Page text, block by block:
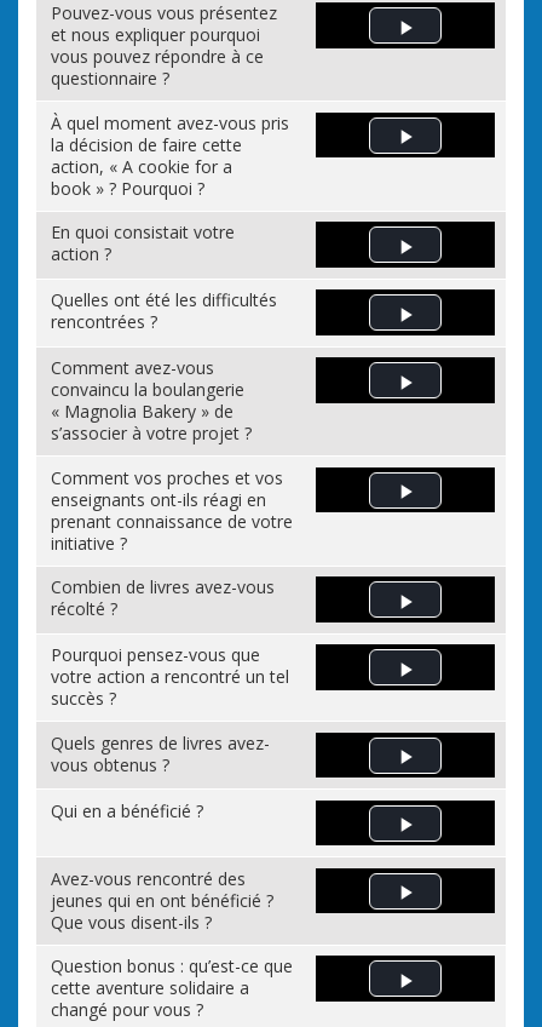
Pouvez-vous vous présentez
et nous expliquer pourquoi
vous pouvez répondre à ce
questionnaire ?
Play Video
À quel moment avez-vous pris
la décision de faire cette
action, « A cookie for a
book » ? Pourquoi ?
Play Video
En quoi consistait votre
action ?
Play Video
Quelles ont été les difficultés
rencontrées ?
Play Video
Comment avez-vous
convaincu la boulangerie
« Magnolia Bakery » de
s’associer à votre projet ?
Play Video
Comment vos proches et vos
enseignants ont-ils réagi en
prenant connaissance de votre
initiative ?
Play Video
Combien de livres avez-vous
récolté ?
Play Video
Pourquoi pensez-vous que
votre action a rencontré un tel
succès ?
Play Video
Quels genres de livres avez-
vous obtenus ?
Play Video
Qui en a bénéficié ?
Play Video
Avez-vous rencontré des
jeunes qui en ont bénéficié ?
Que vous disent-ils ?
Play Video
Question bonus : qu’est-ce que
cette aventure solidaire a
changé pour vous ?
Play Video